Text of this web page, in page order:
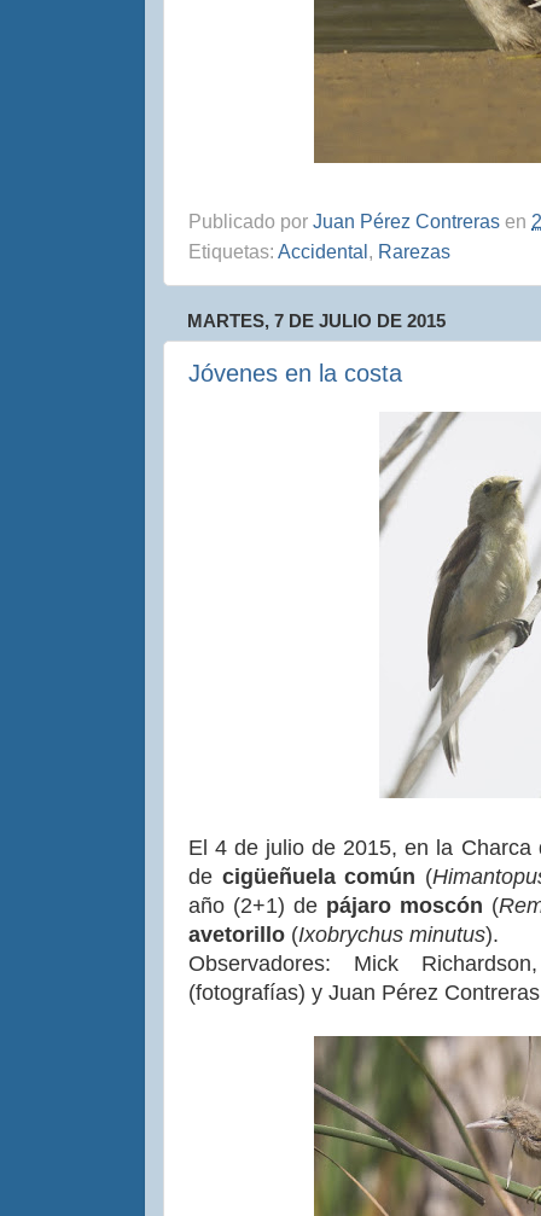
Publicado por Juan Pérez Contreras en
Etiquetas: Accidental , Rarezas
MARTES, 7 DE JULIO DE 2015
Jóvenes en la costa
El 4 de julio de 2015, en la
de cigüeñuela común (
año (2+1) de pájaro moscón (
avetorillo (Ixobrychus minutus).
Observadores: Mick
(fotografías) y Juan Pérez